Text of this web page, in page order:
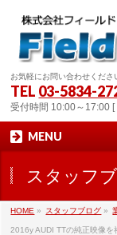
お気軽にお問い合わせくださ
TEL 03-5834-
受付時間 10:00～17:00 [
MENU
スタッフ
HOME » スタッフブログ »
2016y AUDI TTの純正映像を